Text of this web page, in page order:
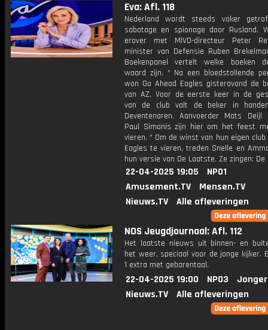
Eva: Afl. 118
Nederland wordt steeds vaker
sabotage en spionage door Rusland.
erover met MIVD-directeur Peter
minister van Defensie Ruben
Boekenpanel vertelt welke boeken
waard zijn. * Na een bloedstollende
won Go Ahead Eagles gisteravond de
van AZ. Voor de eerste keer in de
van de club valt de beker in
Deventenaren. Aanvoerder Mats Deijl
Paul Simonis zijn hier om het feest
vieren. * Om de winst van hun eigen club
Eagles te vieren, treden Snelle en
hun versie van De Laatste. Ze zingen: De
22-04-2025 19:05
NPO1
Amusement.TV
Mensen.TV
Nieuws.TV
Alle afleveringen
NOS Jeugdjournaal: Afl. 112
Het laatste nieuws uit binnen- en
het weer, speciaal voor de jonge kijker.
1 extra met gebarentaal.
22-04-2025 19:00 NPO3
Nieuws.TV
Alle afleveringen